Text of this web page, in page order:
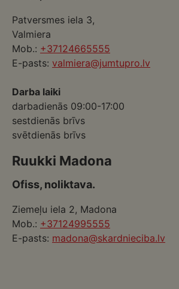
Patversmes iela 3,
Valmiera
Mob.: +37124665555
E-pasts: valmiera@jumtupro.lv
Darba laiki
darbadienās 09:00-17:00
sestdienās brīvs
svētdienās brīvs
Ruukki Madona
Ofiss, noliktava.
Ziemeļu iela 2, Madona
Mob.: +37124995555
E-pasts: madona@skardnieciba.lv